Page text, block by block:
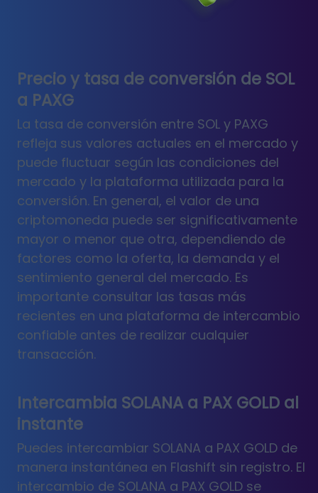
Precio y tasa de conversión de SOL
a PAXG
La tasa de conversión entre SOL y PAXG
refleja sus valores actuales en el mercado y
puede fluctuar según las condiciones del
mercado y la plataforma utilizada para la
conversión. En general, el valor de una
criptomoneda puede ser significativamente
mayor o menor que otra, dependiendo de
factores como la oferta, la demanda y el
sentimiento general del mercado. Es
importante consultar las tasas más
recientes en una plataforma de intercambio
confiable antes de realizar cualquier
transacción.
Intercambia SOLANA a PAX GOLD al
instante
Puedes intercambiar SOLANA a PAX GOLD de
manera instantánea en Flashift sin registro. El
intercambio de SOLANA a PAX GOLD se